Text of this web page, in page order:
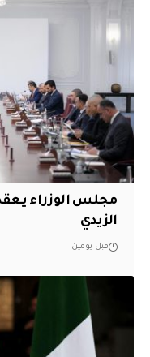
مجلس الوزراء
الزيدي
قبل يومين